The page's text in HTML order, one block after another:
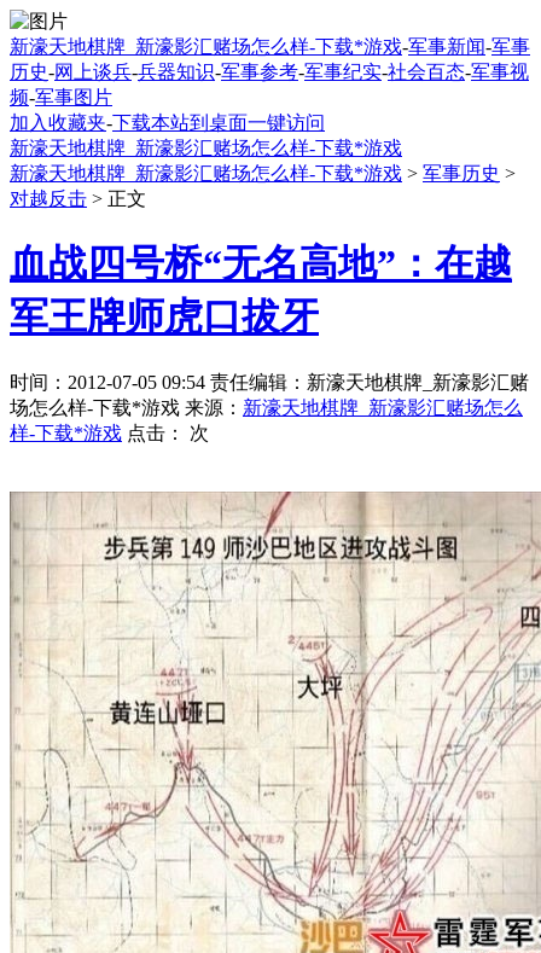
新濠天地棋牌_新濠影汇赌场怎么样-下载*游戏-军事新闻-军事
历史-网上谈兵-兵器知识-军事参考-军事纪实-社会百态-军事视
频-军事图片
加入收藏夹-下载本站到桌面一键访问
新濠天地棋牌_新濠影汇赌场怎么样-下载*游戏
新濠天地棋牌_新濠影汇赌场怎么样-下载*游戏 > 军事历史 >
对越反击 > 正文
血战四号桥“无名高地”：在越
军王牌师虎口拔牙
时间：2012-07-05 09:54 责任编辑：新濠天地棋牌_新濠影汇赌
场怎么样-下载*游戏 来源： 新濠天地棋牌_新濠影汇赌场怎么
样-下载*游戏 点击： 次